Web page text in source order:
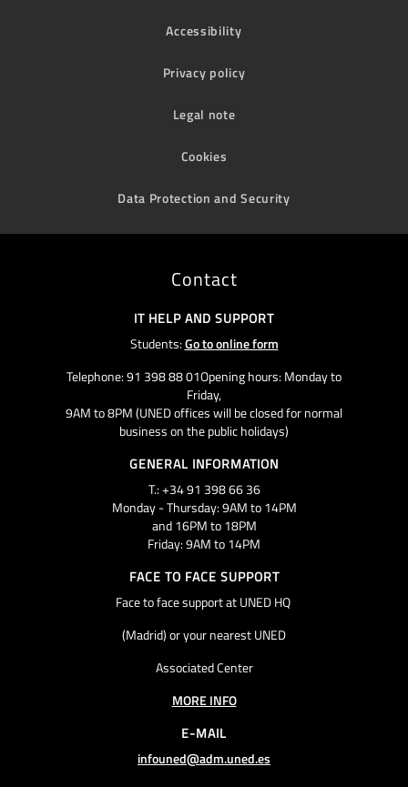
Accessibility
Privacy policy
Legal note
Cookies
Data Protection and Security
Contact
IT HELP AND SUPPORT
Students:Go to online form
Telephone: 91 398 88 01Opening hours: Monday to
Friday,
9AM to 8PM (UNED offices will be closed for normal
business on the public holidays)
GENERAL INFORMATION
T.: +34 91 398 66 36
Monday - Thursday: 9AM to 14PM
and 16PM to 18PM
Friday: 9AM to 14PM
FACE TO FACE SUPPORT
Face to face support at UNED HQ
(Madrid) or your nearest UNED
Associated Center
MORE INFO
E-MAIL
infouned@adm.uned.es